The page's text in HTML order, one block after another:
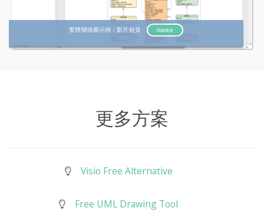
實體關係圖示例：影片租賃 開啟圖表
更多方案
Visio Free Alternative
Free UML Drawing Tool